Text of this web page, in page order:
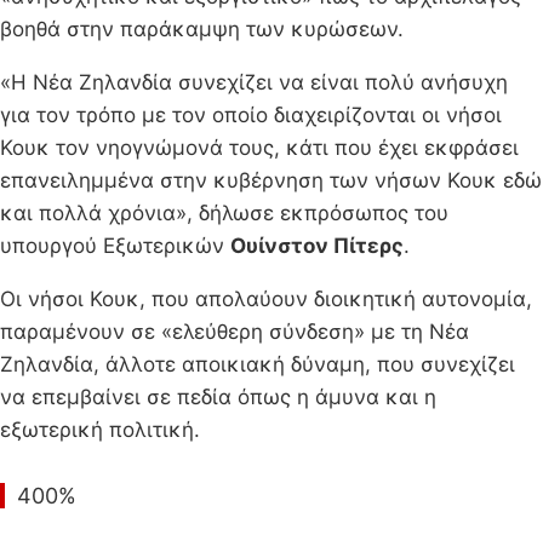
βοηθά στην παράκαμψη των κυρώσεων.
«Η Νέα Ζηλανδία συνεχίζει να είναι πολύ ανήσυχη
για τον τρόπο με τον οποίο διαχειρίζονται οι νήσοι
Κουκ τον νηογνώμονά τους, κάτι που έχει εκφράσει
επανειλημμένα στην κυβέρνηση των νήσων Κουκ εδώ
και πολλά χρόνια», δήλωσε εκπρόσωπος του
υπουργού Εξωτερικών Ουίνστον Πίτερς.
Οι νήσοι Κουκ, που απολαύουν διοικητική αυτονομία,
παραμένουν σε «ελεύθερη σύνδεση» με τη Νέα
Ζηλανδία, άλλοτε αποικιακή δύναμη, που συνεχίζει
να επεμβαίνει σε πεδία όπως η άμυνα και η
εξωτερική πολιτική.
400%